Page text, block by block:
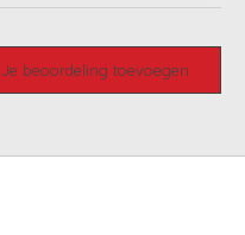
Je beoordeling toevoegen